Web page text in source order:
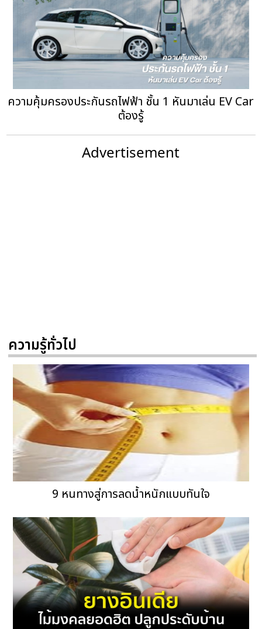
ความคุ้มครองประกันรถไฟฟ้า ชั้น 1 หันมาเล่น EV Car
ต้องรู้
Advertisement
ความรู้ทั่วไป
9 หนทางสู่การลดน้ำหนักแบบทันใจ